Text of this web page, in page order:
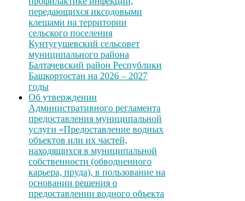
передающихся иксодовыми
клещами на территории
сельского поселения
Кунтугушевский сельсовет
муниципального района
Балтачевский район Республики
Башкортостан на 2026 – 2027
годы
Об утверждении
Административного регламента
предоставления муниципальной
услуги «Предоставление водных
объектов или их частей,
находящихся в муниципальной
собственности (обводненного
карьера, пруда), в пользование на
основании решения о
предоставлении водного объекта